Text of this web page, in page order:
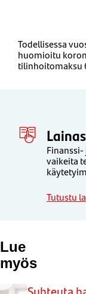
Todellisessa
huomioitu
tilinhoitomaksu
vaikeita
Tutustu
Lue
myös